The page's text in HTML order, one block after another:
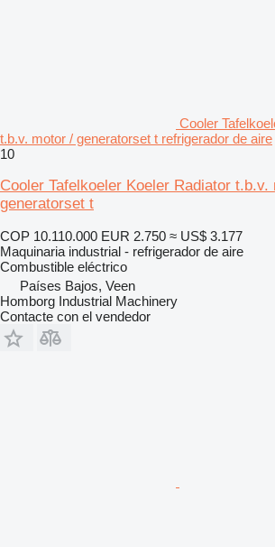
Cooler
t.b.v. motor / generatorset t refrigerador de aire
10
Cooler Tafelkoeler Koeler Radiator t.b.v.
generatorset t
COP 10.110.000 EUR 2.750 ≈ US$ 3.177
Maquinaria industrial - refrigerador de aire
Combustible eléctrico
Países Bajos, Veen
Homborg Industrial Machinery
Contacte con el vendedor